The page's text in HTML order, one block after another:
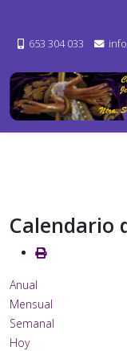
653 304 033
Calendario
Anual
Mensual
Semanal
Hoy